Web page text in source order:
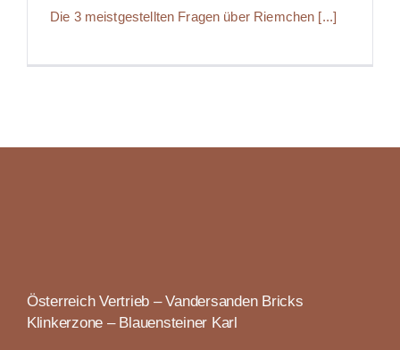
über Riemchen
Die 3 meistgestellten Fragen über Riemchen [...]
Österreich Vertrieb – Vandersanden Bricks
Klinkerzone – Blauensteiner Karl